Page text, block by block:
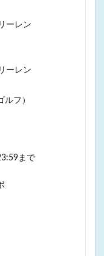
ーレン
ーレン
フ）
まで